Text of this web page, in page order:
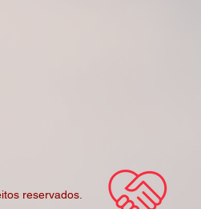
reservados.